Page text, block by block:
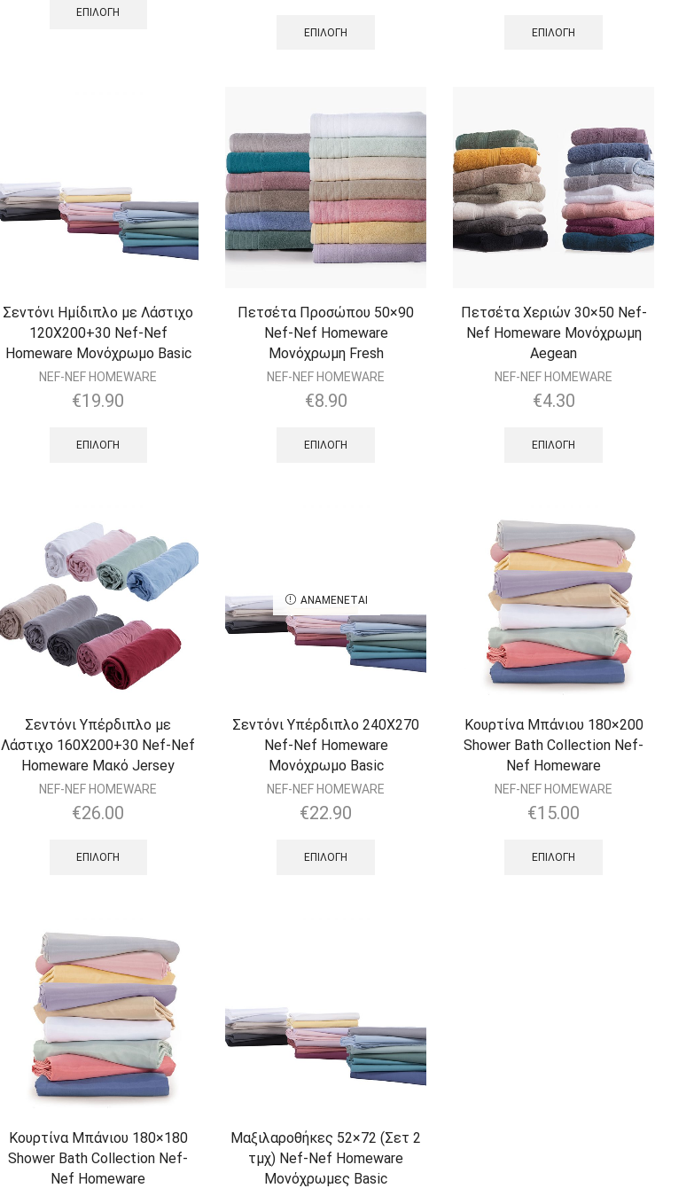
ΕΠΙΛΟΓΉ
ΕΠΙΛΟΓΉ ΕΠΙΛΟΓΉ
Σεντόνι Ημίδιπλο με Λάστιχο
120Χ200+30 Nef-Nef
Homeware Μονόχρωμο Basic
NEF-NEF HOMEWARE
€19.90
ΕΠΙΛΟΓΉ
Πετσέτα Προσώπου 50×90
Nef-Nef Homeware
Μονόχρωμη Fresh
NEF-NEF HOMEWARE
€8.90
ΕΠΙΛΟΓΉ
Πετσέτα Χεριών 30×50 Nef-
Nef Homeware Μονόχρωμη
Aegean
NEF-NEF HOMEWARE
€4.30
ΕΠΙΛΟΓΉ
Σεντόνι Υπέρδιπλο με
Λάστιχο 160Χ200+30 Nef-Nef
Homeware Μακό Jersey
NEF-NEF HOMEWARE
€26.00
ΕΠΙΛΟΓΉ
ΑΝΑΜΈΝΕΤΑΙ
Σεντόνι Υπέρδιπλο 240Χ270
Nef-Nef Homeware
Μονόχρωμο Basic
NEF-NEF HOMEWARE
€22.90
ΕΠΙΛΟΓΉ
Κουρτίνα Μπάνιου 180×200
Shower Bath Collection Nef-
Nef Homeware
NEF-NEF HOMEWARE
€15.00
ΕΠΙΛΟΓΉ
Κουρτίνα Μπάνιου 180×180
Shower Bath Collection Nef-
Nef Homeware
Μαξιλαροθήκες 52×72 (Σετ 2
τμχ) Nef-Nef Homeware
Μονόχρωμες Basic